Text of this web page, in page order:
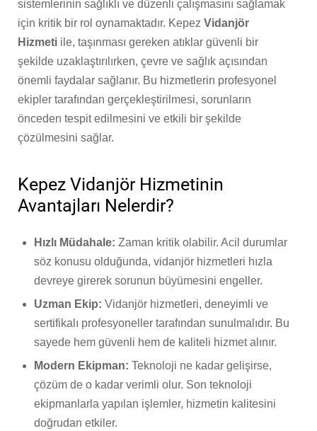
sistemlerinin sağlıklı ve düzenli çalışmasını sağlamak
için kritik bir rol oynamaktadır. Kepez Vidanjör
Hizmeti ile, taşınması gereken atıklar güvenli bir
şekilde uzaklaştırılırken, çevre ve sağlık açısından
önemli faydalar sağlanır. Bu hizmetlerin profesyonel
ekipler tarafından gerçekleştirilmesi, sorunların
önceden tespit edilmesini ve etkili bir şekilde
çözülmesini sağlar.
Kepez Vidanjör Hizmetinin
Avantajları Nelerdir?
Hızlı Müdahale: Zaman kritik olabilir. Acil durumlar
söz konusu olduğunda, vidanjör hizmetleri hızla
devreye girerek sorunun büyümesini engeller.
Uzman Ekip: Vidanjör hizmetleri, deneyimli ve
sertifikalı profesyoneller tarafından sunulmalıdır. Bu
sayede hem güvenli hem de kaliteli hizmet alınır.
Modern Ekipman: Teknoloji ne kadar gelişirse,
çözüm de o kadar verimli olur. Son teknoloji
ekipmanlarla yapılan işlemler, hizmetin kalitesini
doğrudan etkiler.